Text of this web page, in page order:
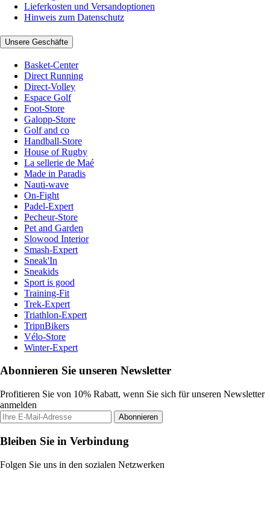
Lieferkosten und Versandoptionen
Hinweis zum Datenschutz
Unsere Geschäfte
Basket-Center
Direct Running
Direct-Volley
Espace Golf
Foot-Store
Galopp-Store
Golf and co
Handball-Store
House of Rugby
La sellerie de Maé
Made in Paradis
Nauti-wave
On-Fight
Padel-Expert
Pecheur-Store
Pet and Garden
Slowood Interior
Smash-Expert
Sneak'In
Sneakids
Sport is good
Training-Fit
Trek-Expert
Triathlon-Expert
TripnBikers
Vélo-Store
Winter-Expert
Abonnieren Sie unseren Newsletter
Profitieren Sie von 10% Rabatt, wenn Sie sich für unseren Newsletter
anmelden
Abonnieren
Bleiben Sie in Verbindung
Folgen Sie uns in den sozialen Netzwerken